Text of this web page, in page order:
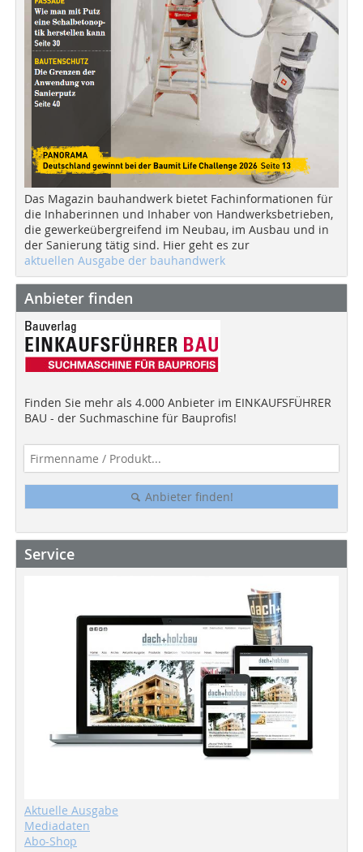
Das Magazin bauhandwerk bietet Fachinformationen für
die Inhaberinnen und Inhaber von Handwerksbetrieben,
die gewerkeübergreifend im Neubau, im Ausbau und in
der Sanierung tätig sind. Hier geht es zur
aktuellen Ausgabe der bauhandwerk
Anbieter finden
Finden Sie mehr als 4.000 Anbieter im EINKAUFSFÜHRER
BAU - der Suchmaschine für Bauprofis!
Anbieter finden!
Service
Aktuelle Ausgabe
Mediadaten
Abo-Shop